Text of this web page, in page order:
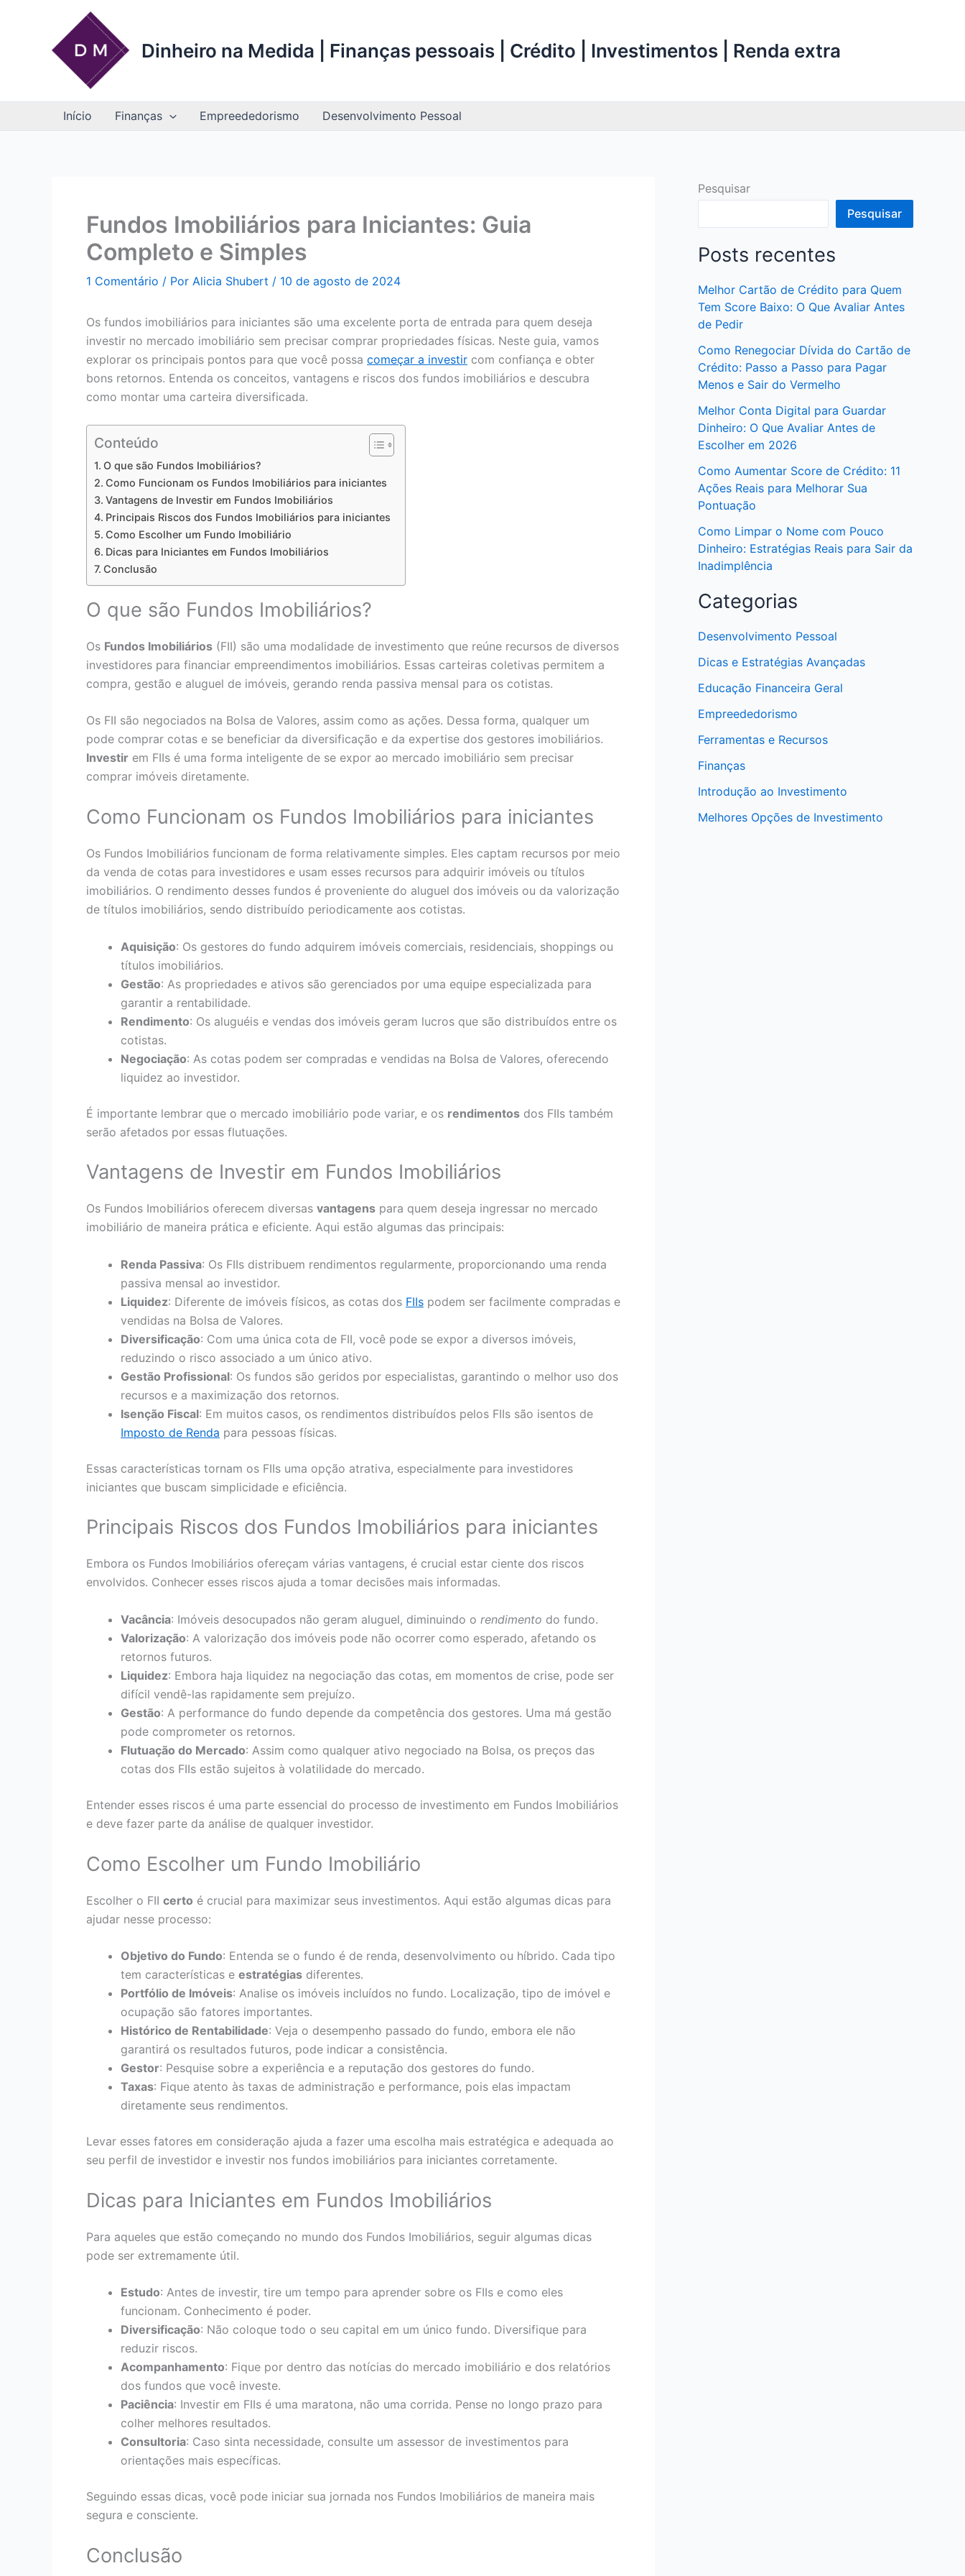
Dinheiro na Medida | Finanças pessoais | Crédito | Investimentos | Renda extra
Início Finanças Empreededorismo Desenvolvimento Pessoal
Fundos Imobiliários para Iniciantes: Guia
Completo e Simples
1 Comentário / Por Alicia Shubert / 10 de agosto de 2024
Os fundos imobiliários para iniciantes são uma excelente porta de entrada para quem deseja
investir no mercado imobiliário sem precisar comprar propriedades físicas. Neste guia, vamos
explorar os principais pontos para que você possa começar a investir com confiança e obter
bons retornos. Entenda os conceitos, vantagens e riscos dos fundos imobiliários e descubra
como montar uma carteira diversificada.
Conteúdo
O que são Fundos Imobiliários?
Como Funcionam os Fundos Imobiliários para iniciantes
Vantagens de Investir em Fundos Imobiliários
Principais Riscos dos Fundos Imobiliários para iniciantes
Como Escolher um Fundo Imobiliário
Dicas para Iniciantes em Fundos Imobiliários
Conclusão
O que são Fundos Imobiliários?
Os Fundos Imobiliários (FII) são uma modalidade de investimento que reúne recursos de diversos
investidores para financiar empreendimentos imobiliários. Essas carteiras coletivas permitem a
compra, gestão e aluguel de imóveis, gerando renda passiva mensal para os cotistas.
Os FII são negociados na Bolsa de Valores, assim como as ações. Dessa forma, qualquer um
pode comprar cotas e se beneficiar da diversificação e da expertise dos gestores imobiliários.
Investir em FIIs é uma forma inteligente de se expor ao mercado imobiliário sem precisar
comprar imóveis diretamente.
Como Funcionam os Fundos Imobiliários para iniciantes
Os Fundos Imobiliários funcionam de forma relativamente simples. Eles captam recursos por meio
da venda de cotas para investidores e usam esses recursos para adquirir imóveis ou títulos
imobiliários. O rendimento desses fundos é proveniente do aluguel dos imóveis ou da valorização
de títulos imobiliários, sendo distribuído periodicamente aos cotistas.
Aquisição: Os gestores do fundo adquirem imóveis comerciais, residenciais, shoppings ou
títulos imobiliários.
Gestão: As propriedades e ativos são gerenciados por uma equipe especializada para
garantir a rentabilidade.
Rendimento: Os aluguéis e vendas dos imóveis geram lucros que são distribuídos entre os
cotistas.
Negociação: As cotas podem ser compradas e vendidas na Bolsa de Valores, oferecendo
liquidez ao investidor.
É importante lembrar que o mercado imobiliário pode variar, e os rendimentos dos FIIs também
serão afetados por essas flutuações.
Vantagens de Investir em Fundos Imobiliários
Os Fundos Imobiliários oferecem diversas vantagens para quem deseja ingressar no mercado
imobiliário de maneira prática e eficiente. Aqui estão algumas das principais:
Renda Passiva: Os FIIs distribuem rendimentos regularmente, proporcionando uma renda
passiva mensal ao investidor.
Liquidez: Diferente de imóveis físicos, as cotas dos FIIs podem ser facilmente compradas e
vendidas na Bolsa de Valores.
Diversificação: Com uma única cota de FII, você pode se expor a diversos imóveis,
reduzindo o risco associado a um único ativo.
Gestão Profissional: Os fundos são geridos por especialistas, garantindo o melhor uso dos
recursos e a maximização dos retornos.
Isenção Fiscal: Em muitos casos, os rendimentos distribuídos pelos FIIs são isentos de
Imposto de Renda para pessoas físicas.
Essas características tornam os FIIs uma opção atrativa, especialmente para investidores
iniciantes que buscam simplicidade e eficiência.
Principais Riscos dos Fundos Imobiliários para iniciantes
Embora os Fundos Imobiliários ofereçam várias vantagens, é crucial estar ciente dos riscos
envolvidos. Conhecer esses riscos ajuda a tomar decisões mais informadas.
Vacância: Imóveis desocupados não geram aluguel, diminuindo o rendimento do fundo.
Valorização: A valorização dos imóveis pode não ocorrer como esperado, afetando os
retornos futuros.
Liquidez: Embora haja liquidez na negociação das cotas, em momentos de crise, pode ser
difícil vendê-las rapidamente sem prejuízo.
Gestão: A performance do fundo depende da competência dos gestores. Uma má gestão
pode comprometer os retornos.
Flutuação do Mercado: Assim como qualquer ativo negociado na Bolsa, os preços das
cotas dos FIIs estão sujeitos à volatilidade do mercado.
Entender esses riscos é uma parte essencial do processo de investimento em Fundos Imobiliários
e deve fazer parte da análise de qualquer investidor.
Como Escolher um Fundo Imobiliário
Escolher o FII certo é crucial para maximizar seus investimentos. Aqui estão algumas dicas para
ajudar nesse processo:
Objetivo do Fundo: Entenda se o fundo é de renda, desenvolvimento ou híbrido. Cada tipo
tem características e estratégias diferentes.
Portfólio de Imóveis: Analise os imóveis incluídos no fundo. Localização, tipo de imóvel e
ocupação são fatores importantes.
Histórico de Rentabilidade: Veja o desempenho passado do fundo, embora ele não
garantirá os resultados futuros, pode indicar a consistência.
Gestor: Pesquise sobre a experiência e a reputação dos gestores do fundo.
Taxas: Fique atento às taxas de administração e performance, pois elas impactam
diretamente seus rendimentos.
Levar esses fatores em consideração ajuda a fazer uma escolha mais estratégica e adequada ao
seu perfil de investidor e investir nos fundos imobiliários para iniciantes corretamente.
Dicas para Iniciantes em Fundos Imobiliários
Para aqueles que estão começando no mundo dos Fundos Imobiliários, seguir algumas dicas
pode ser extremamente útil.
Estudo: Antes de investir, tire um tempo para aprender sobre os FIIs e como eles
funcionam. Conhecimento é poder.
Diversificação: Não coloque todo o seu capital em um único fundo. Diversifique para
reduzir riscos.
Acompanhamento: Fique por dentro das notícias do mercado imobiliário e dos relatórios
dos fundos que você investe.
Paciência: Investir em FIIs é uma maratona, não uma corrida. Pense no longo prazo para
colher melhores resultados.
Consultoria: Caso sinta necessidade, consulte um assessor de investimentos para
orientações mais específicas.
Seguindo essas dicas, você pode iniciar sua jornada nos Fundos Imobiliários de maneira mais
segura e consciente.
Conclusão
Pesquisar
Pesquisar
Posts recentes
Melhor Cartão de Crédito para Quem
Tem Score Baixo: O Que Avaliar Antes
de Pedir
Como Renegociar Dívida do Cartão de
Crédito: Passo a Passo para Pagar
Menos e Sair do Vermelho
Melhor Conta Digital para Guardar
Dinheiro: O Que Avaliar Antes de
Escolher em 2026
Como Aumentar Score de Crédito: 11
Ações Reais para Melhorar Sua
Pontuação
Como Limpar o Nome com Pouco
Dinheiro: Estratégias Reais para Sair da
Inadimplência
Categorias
Desenvolvimento Pessoal
Dicas e Estratégias Avançadas
Educação Financeira Geral
Empreededorismo
Ferramentas e Recursos
Finanças
Introdução ao Investimento
Melhores Opções de Investimento